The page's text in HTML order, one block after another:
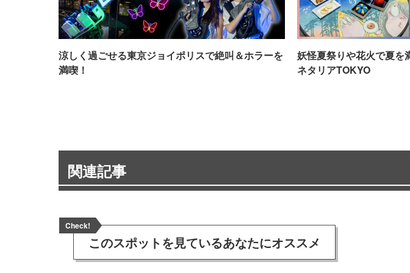
涼しく過ごせる東京ジョイポリスで絶叫＆ホラーを
満喫！
妖怪夏祭りや花火で夏を
ネタリアTOKYO
関連記事
Check!
このスポットを見ているあなたにオススメ